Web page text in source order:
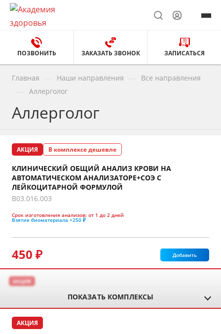
ПОЗВОНИТЬ ЗАКАЗАТЬ ЗВОНОК ЗАПИСАТЬСЯ
Главная Наши направления Все направления
Аллерголог
Аллерголог
АКЦИЯ В комплексе дешевле
КЛИНИЧЕСКИЙ ОБЩИЙ АНАЛИЗ КРОВИ НА
АВТОМАТИЧЕСКОМ АНАЛИЗАТОРЕ+СОЭ С
ЛЕЙКОЦИТАРНОЙ ФОРМУЛОЙ
B03.016.003
Срок изготовления анализов: от 1 до 2 дней
Взятие биоматериала +250 ₽
450 ₽ Добавить
АКЦИЯ
ПОКАЗАТЬ КОМПЛЕКСЫ
АКЦИЯ